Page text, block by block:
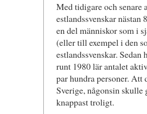
Med tidigare och senare
estlandssvenskar
en del människor som i
(eller till exempel i den
estlandssvenskar.
runt 1980 lär antalet
par hundra personer.
Sverige, någonsin skulle
knappast troligt.